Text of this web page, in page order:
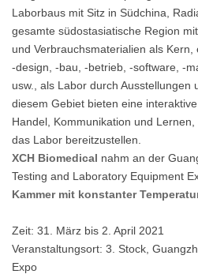
Laborbaus mit Sitz in Südchina,
gesamte südostasiatische Region
und Verbrauchsmaterialien als Kern,
-design, -bau, -betrieb, -software, -
usw., als Labor durch Ausstellungen
diesem Gebiet bieten eine
Handel, Kommunikation und
das Labor bereitzustellen.
XCH Biomedical nahm an der
Testing and Laboratory Equipment
Kammer mit konstanter
Zeit: 31. März bis 2. April 2021
Veranstaltungsort: 3. Stock,
Expo